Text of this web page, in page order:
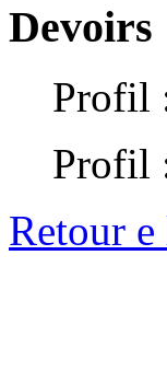
Devoirs
Profil
Profil
Retour e